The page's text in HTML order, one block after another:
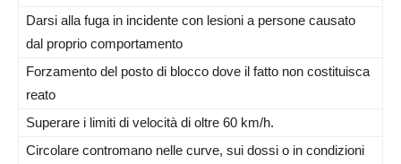
Darsi alla fuga in incidente con lesioni a persone causato
dal proprio comportamento
Forzamento del posto di blocco dove il fatto non costituisca
reato
Superare i limiti di velocità di oltre 60 km/h.
Circolare contromano nelle curve, sui dossi o in condizioni